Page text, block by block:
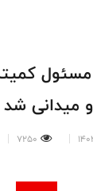
میدانی شد
7250